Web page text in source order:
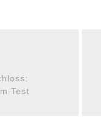
Test